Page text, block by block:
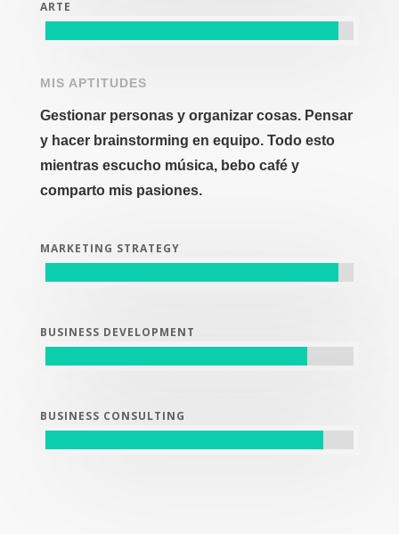
ARTE
MIS APTITUDES
Gestionar personas y organizar cosas. Pensar
y hacer brainstorming en equipo. Todo esto
mientras escucho música, bebo café y
comparto mis pasiones.
MARKETING STRATEGY
BUSINESS DEVELOPMENT
BUSINESS CONSULTING